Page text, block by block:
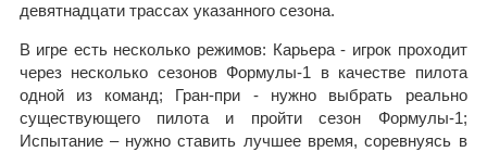
девятнадцати трассах указанного сезона.
В игре есть несколько режимов: Карьера - игрок проходит
через несколько сезонов Формулы-1 в качестве пилота
одной из команд; Гран-при - нужно выбрать реально
существующего пилота и пройти сезон Формулы-1;
Испытание – нужно ставить лучшее время, соревнуясь в